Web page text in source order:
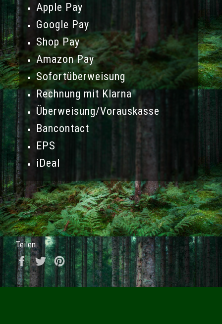
Apple Pay
Google Pay
Shop Pay
Amazon Pay
Sofortüberweisung
Rechnung mit Klarna
Überweisung/Vorauskasse
Bancontact
EPS
iDeal
Teilen
Auf Facebook teilen
Auf Twitter twittern
Auf Pinterest pinnen